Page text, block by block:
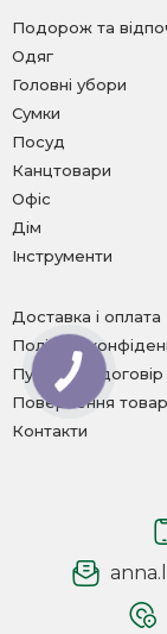
Подорож та
Одяг
Головні убори
Сумки
Посуд
Канцтовари
Офіс
Дім
Інструменти
Доставка і оплата
Політика
Публічний договір
Повернення
Контакти